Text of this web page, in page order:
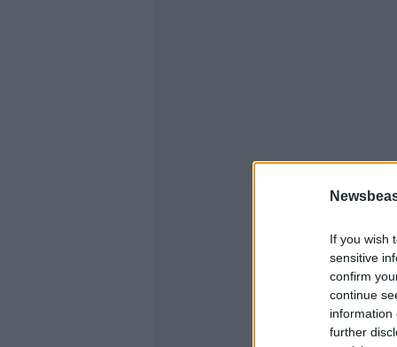
If you wish
sensitive
confirm
continue
information
further